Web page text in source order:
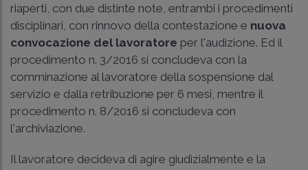
riaperti, con due distinte note, entrambi i procedimenti
disciplinari, con rinnovo della contestazione e nuova
convocazione del lavoratore per l'audizione. Ed il
procedimento n. 3/2016 si concludeva con la
comminazione al lavoratore della sospensione dal
servizio e dalla retribuzione per 6 mesi, mentre il
procedimento n. 8/2016 si concludeva con
l'archiviazione.
Il lavoratore decideva di agire giudizialmente e la